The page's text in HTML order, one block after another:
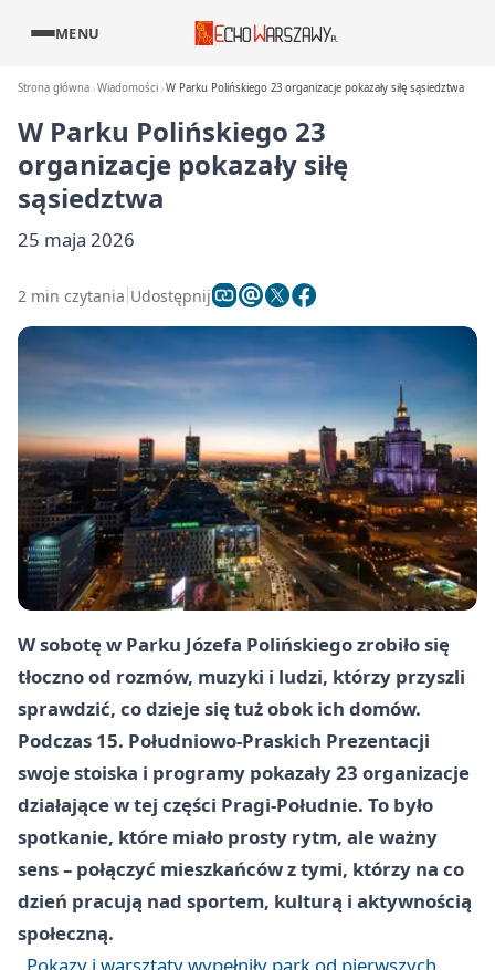
MENU
Strona główna Wiadomości W Parku Polińskiego 23 organizacje pokazały siłę sąsiedztwa
W Parku Polińskiego 23
organizacje pokazały siłę
sąsiedztwa
25 maja 2026
2 min czytania Udostępnij
W sobotę w Parku Józefa Polińskiego zrobiło się
tłoczno od rozmów, muzyki i ludzi, którzy przyszli
sprawdzić, co dzieje się tuż obok ich domów.
Podczas 15. Południowo-Praskich Prezentacji
swoje stoiska i programy pokazały 23 organizacje
działające w tej części Pragi-Południe. To było
spotkanie, które miało prosty rytm, ale ważny
sens – połączyć mieszkańców z tymi, którzy na co
dzień pracują nad sportem, kulturą i aktywnością
społeczną.